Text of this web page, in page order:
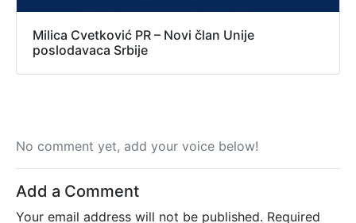
Milica Cvetković PR – Novi član Unije
poslodavaca Srbije
No comment yet, add your voice below!
Add a Comment
Your email address will not be published. Required